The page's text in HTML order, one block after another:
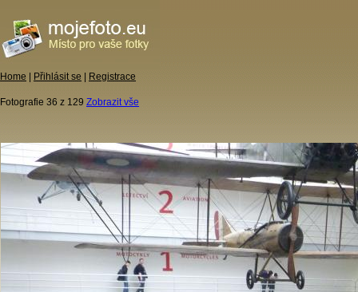
Home Přihlásit se Registrace
Fotografie 36 z 129 Zobrazit vše